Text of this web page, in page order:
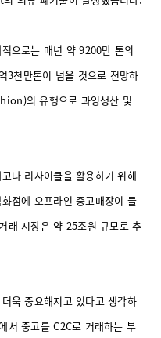
으로는 매년 약 9200만 톤의
3천만톤이 넘을 것으로 전망하
의 유행으로 과잉생산 및
나 리사이클을 활용하기 위해
점에 오프라인 중고매장이 들
래 시장은 약 25조원 규모로 추
욱 중요해지고 있다고 생각하
서 중고를 C2C로 거래하는 부